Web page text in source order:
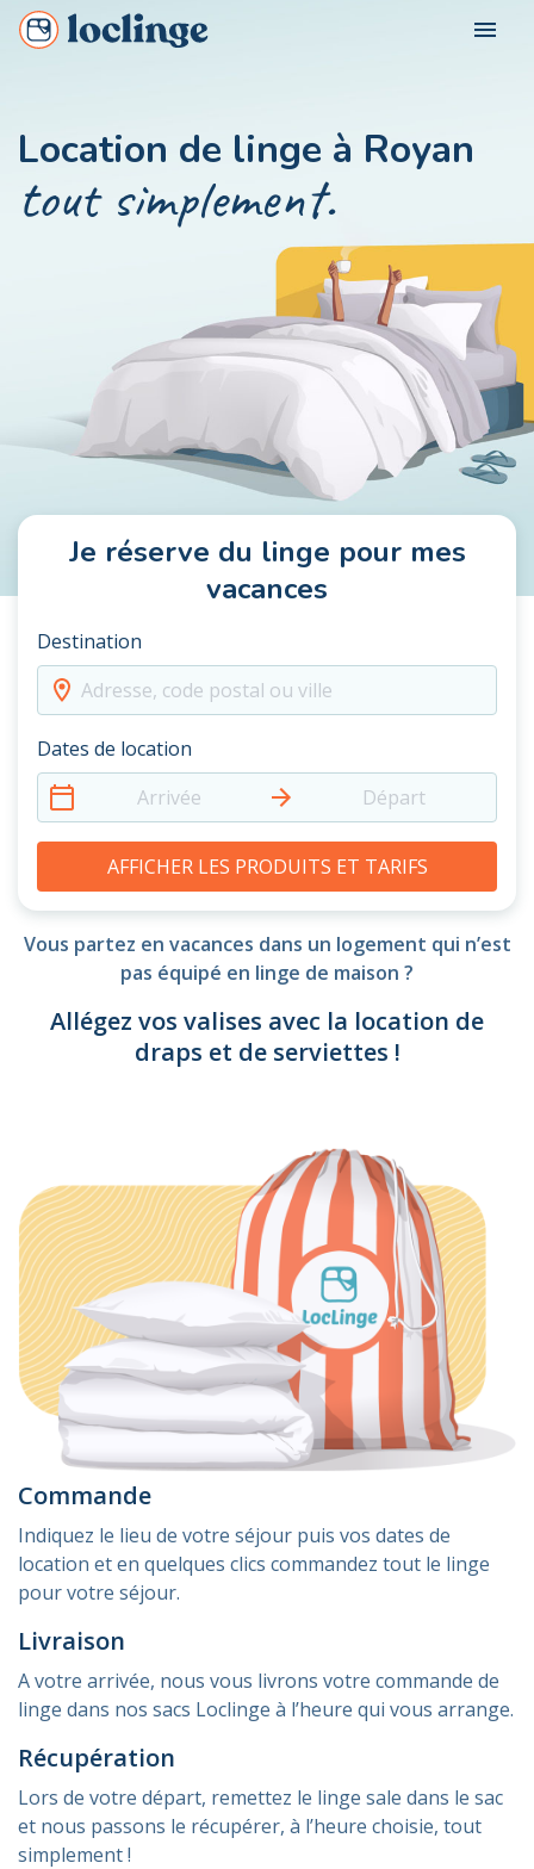
menu
Loclinge Vacancier
Loclinge Propriétaire
Loclinge Professionnel
NOS VILLES
Location de linge à Royan
tout simplement.
Je réserve du linge pour mes
vacances
Destination
Adresse, code postal ou ville
Dates de location
Arrivée
Départ
AFFICHER LES PRODUITS ET TARIFS
Vous partez en vacances dans un logement qui n’est
pas équipé en linge de maison ?
Allégez vos valises avec la location de
draps et de serviettes !
Commande
Indiquez le lieu de votre séjour puis vos dates de
location et en quelques clics commandez tout le linge
pour votre séjour.
Livraison
A votre arrivée, nous vous livrons votre commande de
linge dans nos sacs Loclinge à l’heure qui vous arrange.
Récupération
Lors de votre départ, remettez le linge sale dans le sac
et nous passons le récupérer, à l’heure choisie, tout
simplement !